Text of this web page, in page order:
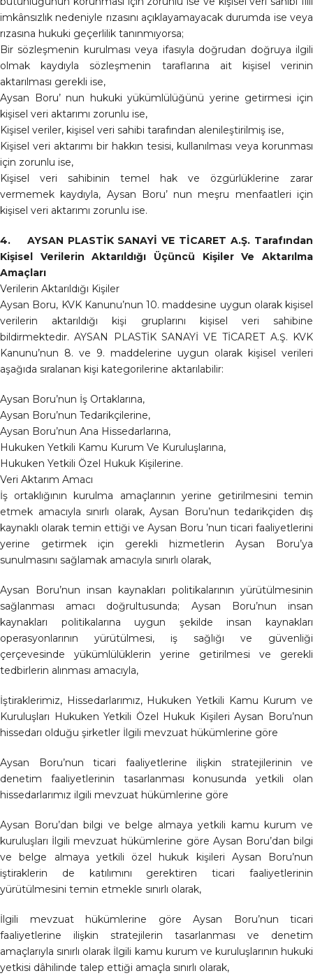
imkânsızlık nedeniyle rızasını açıklayamayacak durumda ise veya
rızasına hukuki geçerlilik tanınmıyorsa;
Bir sözleşmenin kurulması veya ifasıyla doğrudan doğruya ilgili
olmak kaydıyla sözleşmenin taraflarına ait kişisel verinin
aktarılması gerekli ise,
Aysan Boru’ nun hukuki yükümlülüğünü yerine getirmesi için
kişisel veri aktarımı zorunlu ise,
Kişisel veriler, kişisel veri sahibi tarafından alenileştirilmiş ise,
Kişisel veri aktarımı bir hakkın tesisi, kullanılması veya korunması
için zorunlu ise,
Kişisel veri sahibinin temel hak ve özgürlüklerine zarar
vermemek kaydıyla, Aysan Boru’ nun meşru menfaatleri için
kişisel veri aktarımı zorunlu ise.
4. AYSAN PLASTİK SANAYİ VE TİCARET A.Ş. Tarafından
Kişisel Verilerin Aktarıldığı Üçüncü Kişiler Ve Aktarılma
Amaçları
Verilerin Aktarıldığı Kişiler
Aysan Boru, KVK Kanunu’nun 10. maddesine uygun olarak kişisel
verilerin aktarıldığı kişi gruplarını kişisel veri sahibine
bildirmektedir. AYSAN PLASTİK SANAYİ VE TİCARET A.Ş. KVK
Kanunu’nun 8. ve 9. maddelerine uygun olarak kişisel verileri
aşağıda sıralanan kişi kategorilerine aktarılabilir:
Aysan Boru’nun İş Ortaklarına,
Aysan Boru’nun Tedarikçilerine,
Aysan Boru’nun Ana Hissedarlarına,
Hukuken Yetkili Kamu Kurum Ve Kuruluşlarına,
Hukuken Yetkili Özel Hukuk Kişilerine.
Veri Aktarım Amacı
İş ortaklığının kurulma amaçlarının yerine getirilmesini temin
etmek amacıyla sınırlı olarak, Aysan Boru’nun tedarikçiden dış
kaynaklı olarak temin ettiği ve Aysan Boru ’nun ticari faaliyetlerini
yerine getirmek için gerekli hizmetlerin Aysan Boru’ya
sunulmasını sağlamak amacıyla sınırlı olarak,
Aysan Boru’nun insan kaynakları politikalarının yürütülmesinin
sağlanması amacı doğrultusunda; Aysan Boru’nun insan
kaynakları politikalarına uygun şekilde insan kaynakları
operasyonlarının yürütülmesi, iş sağlığı ve güvenliği
çerçevesinde yükümlülüklerin yerine getirilmesi ve gerekli
tedbirlerin alınması amacıyla,
İştiraklerimiz, Hissedarlarımız, Hukuken Yetkili Kamu Kurum ve
Kuruluşları Hukuken Yetkili Özel Hukuk Kişileri Aysan Boru’nun
hissedarı olduğu şirketler İlgili mevzuat hükümlerine göre
Aysan Boru’nun ticari faaliyetlerine ilişkin stratejilerinin ve
denetim faaliyetlerinin tasarlanması konusunda yetkili olan
hissedarlarımız ilgili mevzuat hükümlerine göre
Aysan Boru’dan bilgi ve belge almaya yetkili kamu kurum ve
kuruluşları İlgili mevzuat hükümlerine göre Aysan Boru’dan bilgi
ve belge almaya yetkili özel hukuk kişileri Aysan Boru’nun
iştiraklerin de katılımını gerektiren ticari faaliyetlerinin
yürütülmesini temin etmekle sınırlı olarak,
İlgili mevzuat hükümlerine göre Aysan Boru’nun ticari
faaliyetlerine ilişkin stratejilerin tasarlanması ve denetim
amaçlarıyla sınırlı olarak İlgili kamu kurum ve kuruluşlarının hukuki
yetkisi dâhilinde talep ettiği amaçla sınırlı olarak,